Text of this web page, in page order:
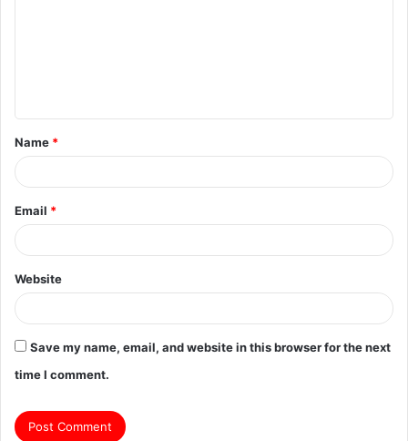
t
*
Name *
Email *
Website
Save my name, email, and website in this browser for the next
time I comment.